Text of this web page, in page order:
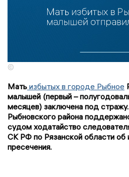
©
Мать избытых в городе Рыбное
малышей (первый –
месяцев) заключена под
Рыбновского района
судом ходатайство
СК РФ по Рязанской области об
пресечения.